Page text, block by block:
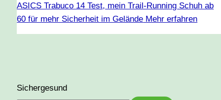
ASICS Trabuco 14 Test, mein Trail-Running Schuh ab
60 für mehr Sicherheit im Gelände Mehr erfahren
Sichergesund